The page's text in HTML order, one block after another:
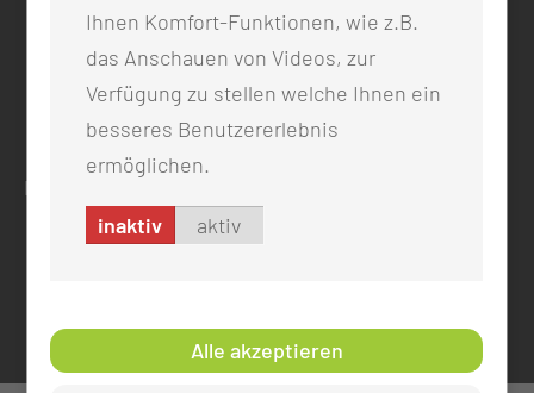
ADRESSE
Medizinische Universität Lausitz - Carl Thiem
Thiemstr. 111
03048 Cottbus
RECHTLICHES
Impressum
Ihnen Komfort-Funktionen, wie z.B.
das Anschauen von Videos, zur
Verfügung zu stellen welche Ihnen ein
besseres Benutzererlebnis
ermöglichen.
inaktiv aktiv
Alle akzeptieren